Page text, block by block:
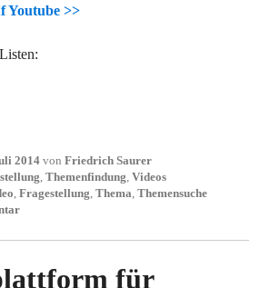
Youtube >>
2014 von Friedrich Saurer
, Themenfindung, Videos
, Fragestellung, Thema, Themensuche
für